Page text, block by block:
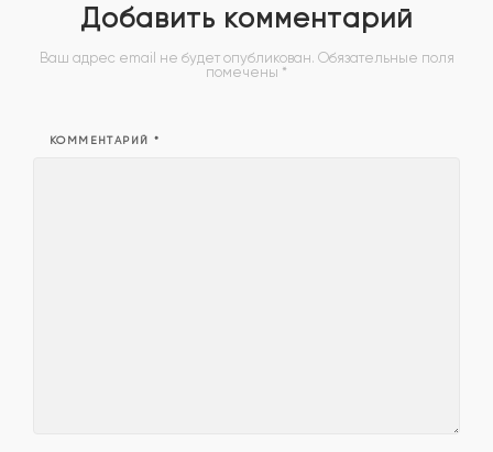
Добавить комментарий
Ваш адрес email не будет опубликован. Обязательные поля
помечены *
КОММЕНТАРИЙ *